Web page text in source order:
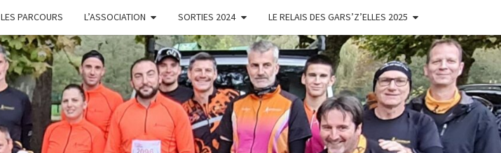
LES PARCOURS L’ASSOCIATION SORTIES 2024 LE RELAIS DES GARS’Z’ELLES 2025